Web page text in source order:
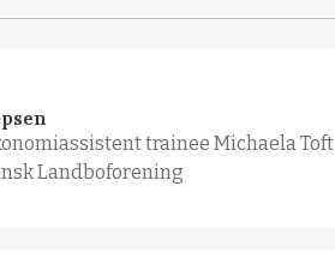
trainee Michaela Toft
Landboforening